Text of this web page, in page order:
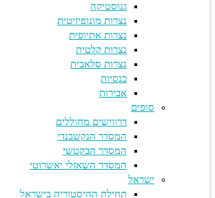
גנוסטיקה
נצרות מונופיזיטית
נצרות אתיופית
נצרות קלטית
נצרות סלאבית
כנסיות
אבירות
סופים
דרווישים מחוללים
המסדר הנקשבנדי
המסדר הבקטשי
המסדר השאזלי יאשרוטי
ישראל
תחילת ההיסטוריה בישראל